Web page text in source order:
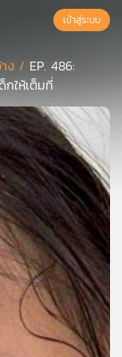
เข้าสู่ระบบ
ง / EP. 486:
กให้เต็มที่